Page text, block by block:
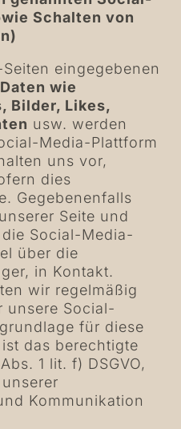
Schalten von
eingegebenen
Daten wie
Bilder, Likes,
usw. werden
Media-Plattform
uns vor,
dies
Gegebenenfalls
Seite und
Social-Media-
über die
in Kontakt.
wir regelmäßig
unsere Social-
für diese
das berechtigte
1 lit. f) DSGVO,
Kommunikation